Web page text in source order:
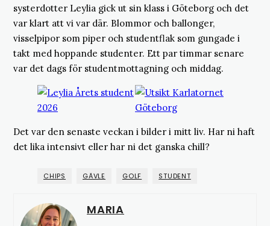
systerdotter Leylia gick ut sin klass i Göteborg och det
var klart att vi var där. Blommor och ballonger,
visselpipor som piper och studentflak som gungade i
takt med hoppande studenter. Ett par timmar senare
var det dags för studentmottagning och middag.
Det var den senaste veckan i bilder i mitt liv. Har ni haft
det lika intensivt eller har ni det ganska chill?
CHIPS GÄVLE GOLF STUDENT
MARIA